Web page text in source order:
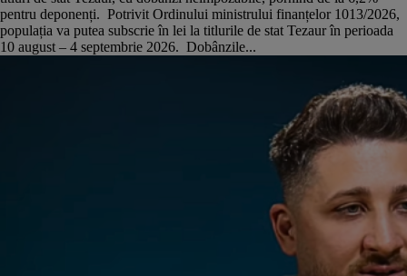
pentru deponenți. Potrivit Ordinului ministrului finanțelor 1013/2026,
populația va putea subscrie în lei la titlurile de stat Tezaur în perioada
10 august – 4 septembrie 2026. Dobânzile...